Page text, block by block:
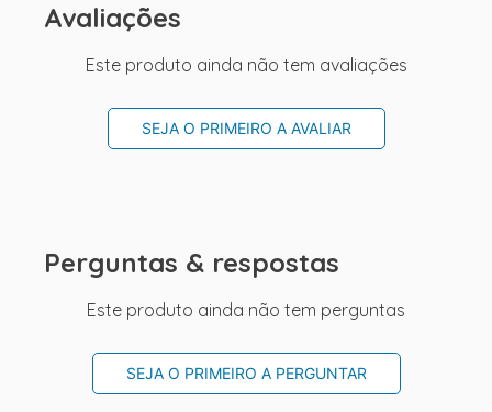
Avaliações
Este produto ainda não tem avaliações
SEJA O PRIMEIRO A AVALIAR
Perguntas & respostas
Este produto ainda não tem perguntas
SEJA O PRIMEIRO A PERGUNTAR